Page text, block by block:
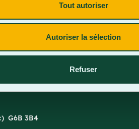
Tout autoriser
Autoriser la sélection
Refuser
G6B 3B4